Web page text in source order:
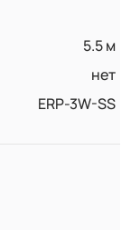
5.5 м
нет
ERP-3W-SS